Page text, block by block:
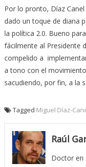
Por lo pronto, Díaz
dado un toque de diana
la política 2.0. Bueno
fácilmente al Presidente
compelido a
a tono con el
sacudiendo, por fin, a la
Tagged Miguel Díaz-
Raúl
Doctor en